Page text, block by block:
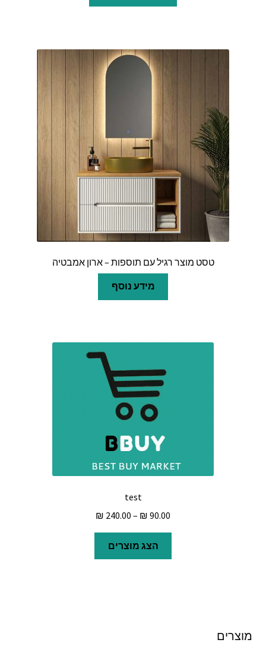
עד
ניתן
האפשרויות
בעמוד
המוצר
טסט מוצר רגיל עם תוספות – ארון אמבטיה
מידע נוסף
test
₪ 90.00
–
₪ 240.00
עד
הצג מוצרים
מוצרים